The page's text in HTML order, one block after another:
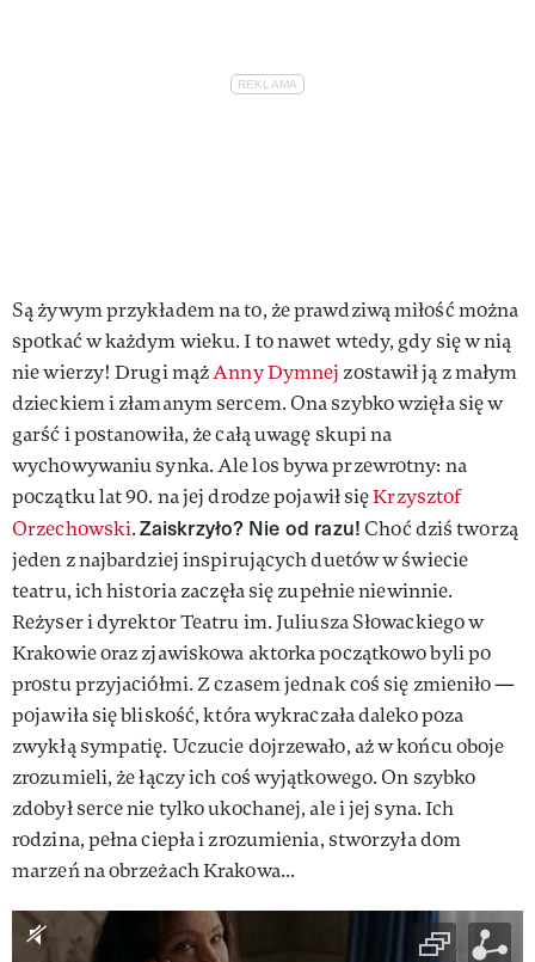
Są żywym przykładem na to, że prawdziwą miłość można
spotkać w każdym wieku. I to nawet wtedy, gdy się w nią
nie wierzy! Drugi mążAnny Dymnej zostawił ją z małym
dzieckiem i złamanym sercem. Ona szybko wzięła się w
garść i postanowiła, że całą uwagę skupi na
wychowywaniu synka. Ale los bywa przewrotny: na
początku lat 90. na jej drodze pojawił sięKrzysztof
Orzechowski.Zaiskrzyło? Nie od razu! Choć dziś tworzą
jeden z najbardziej inspirujących duetów w świecie
teatru, ich historia zaczęła się zupełnie niewinnie.
Reżyser i dyrektor Teatru im. Juliusza Słowackiego w
Krakowie oraz zjawiskowa aktorka początkowo byli po
prostu przyjaciółmi. Z czasem jednak coś się zmieniło —
pojawiła się bliskość, która wykraczała daleko poza
zwykłą sympatię. Uczucie dojrzewało, aż w końcu oboje
zrozumieli, że łączy ich coś wyjątkowego. On szybko
zdobył serce nie tylko ukochanej, ale i jej syna. Ich
rodzina, pełna ciepła i zrozumienia, stworzyła dom
marzeń na obrzeżach Krakowa...